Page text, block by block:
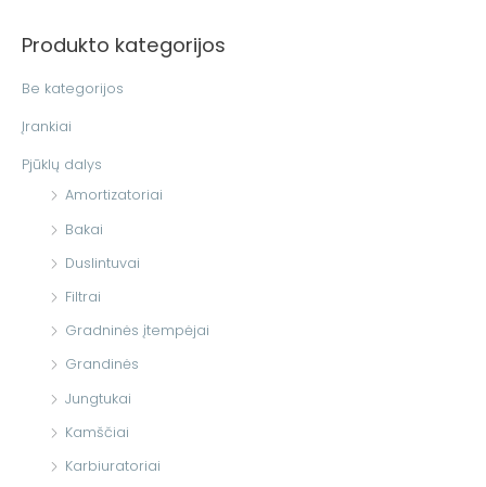
k
i
Produkto kategorijos
Be kategorijos
Įrankiai
Pjūklų dalys
Amortizatoriai
Bakai
Duslintuvai
Filtrai
Gradninės įtempėjai
Grandinės
Jungtukai
Kamščiai
Karbiuratoriai